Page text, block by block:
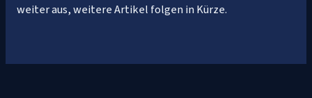
weiter aus, weitere Artikel folgen in Kürze.